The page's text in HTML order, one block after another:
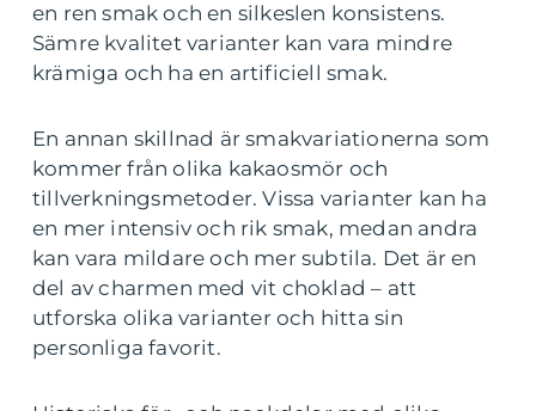
en ren smak och en silkeslen konsistens.
Sämre kvalitet varianter kan vara mindre
krämiga och ha en artificiell smak.
En annan skillnad är smakvariationerna som
kommer från olika kakaosmör och
tillverkningsmetoder. Vissa varianter kan ha
en mer intensiv och rik smak, medan andra
kan vara mildare och mer subtila. Det är en
del av charmen med vit choklad – att
utforska olika varianter och hitta sin
personliga favorit.